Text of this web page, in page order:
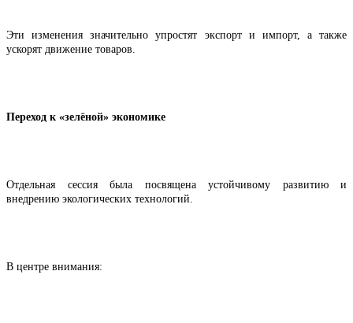
Эти изменения значительно упростят экспорт и импорт, а также
ускорят движение товаров.
Переход к «зелёной» экономике
Отдельная сессия была посвящена устойчивому развитию и
внедрению экологических технологий.
В центре внимания: